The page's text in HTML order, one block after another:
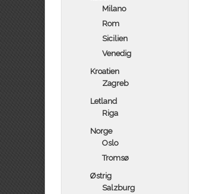
Milano
Rom
Sicilien
Venedig
Kroatien
Zagreb
Letland
Riga
Norge
Oslo
Tromsø
Østrig
Salzburg